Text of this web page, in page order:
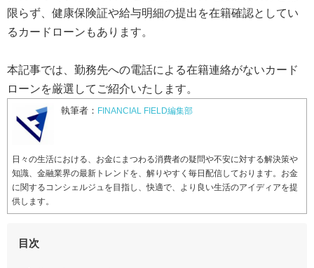
限らず、健康保険証や給与明細の提出を在籍確認としてい
るカードローンもあります。
本記事では、勤務先への電話による在籍連絡がないカード
ローンを厳選してご紹介いたします。
執筆者： FINANCIAL FIELD編集部
日々の生活における、お金にまつわる消費者の疑問や不安に対する解決策や
知識、金融業界の最新トレンドを、解りやすく毎日配信しております。お金
に関するコンシェルジュを目指し、快適で、より良い生活のアイディアを提
供します。
目次